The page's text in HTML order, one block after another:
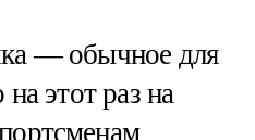
— обычное для
этот раз на